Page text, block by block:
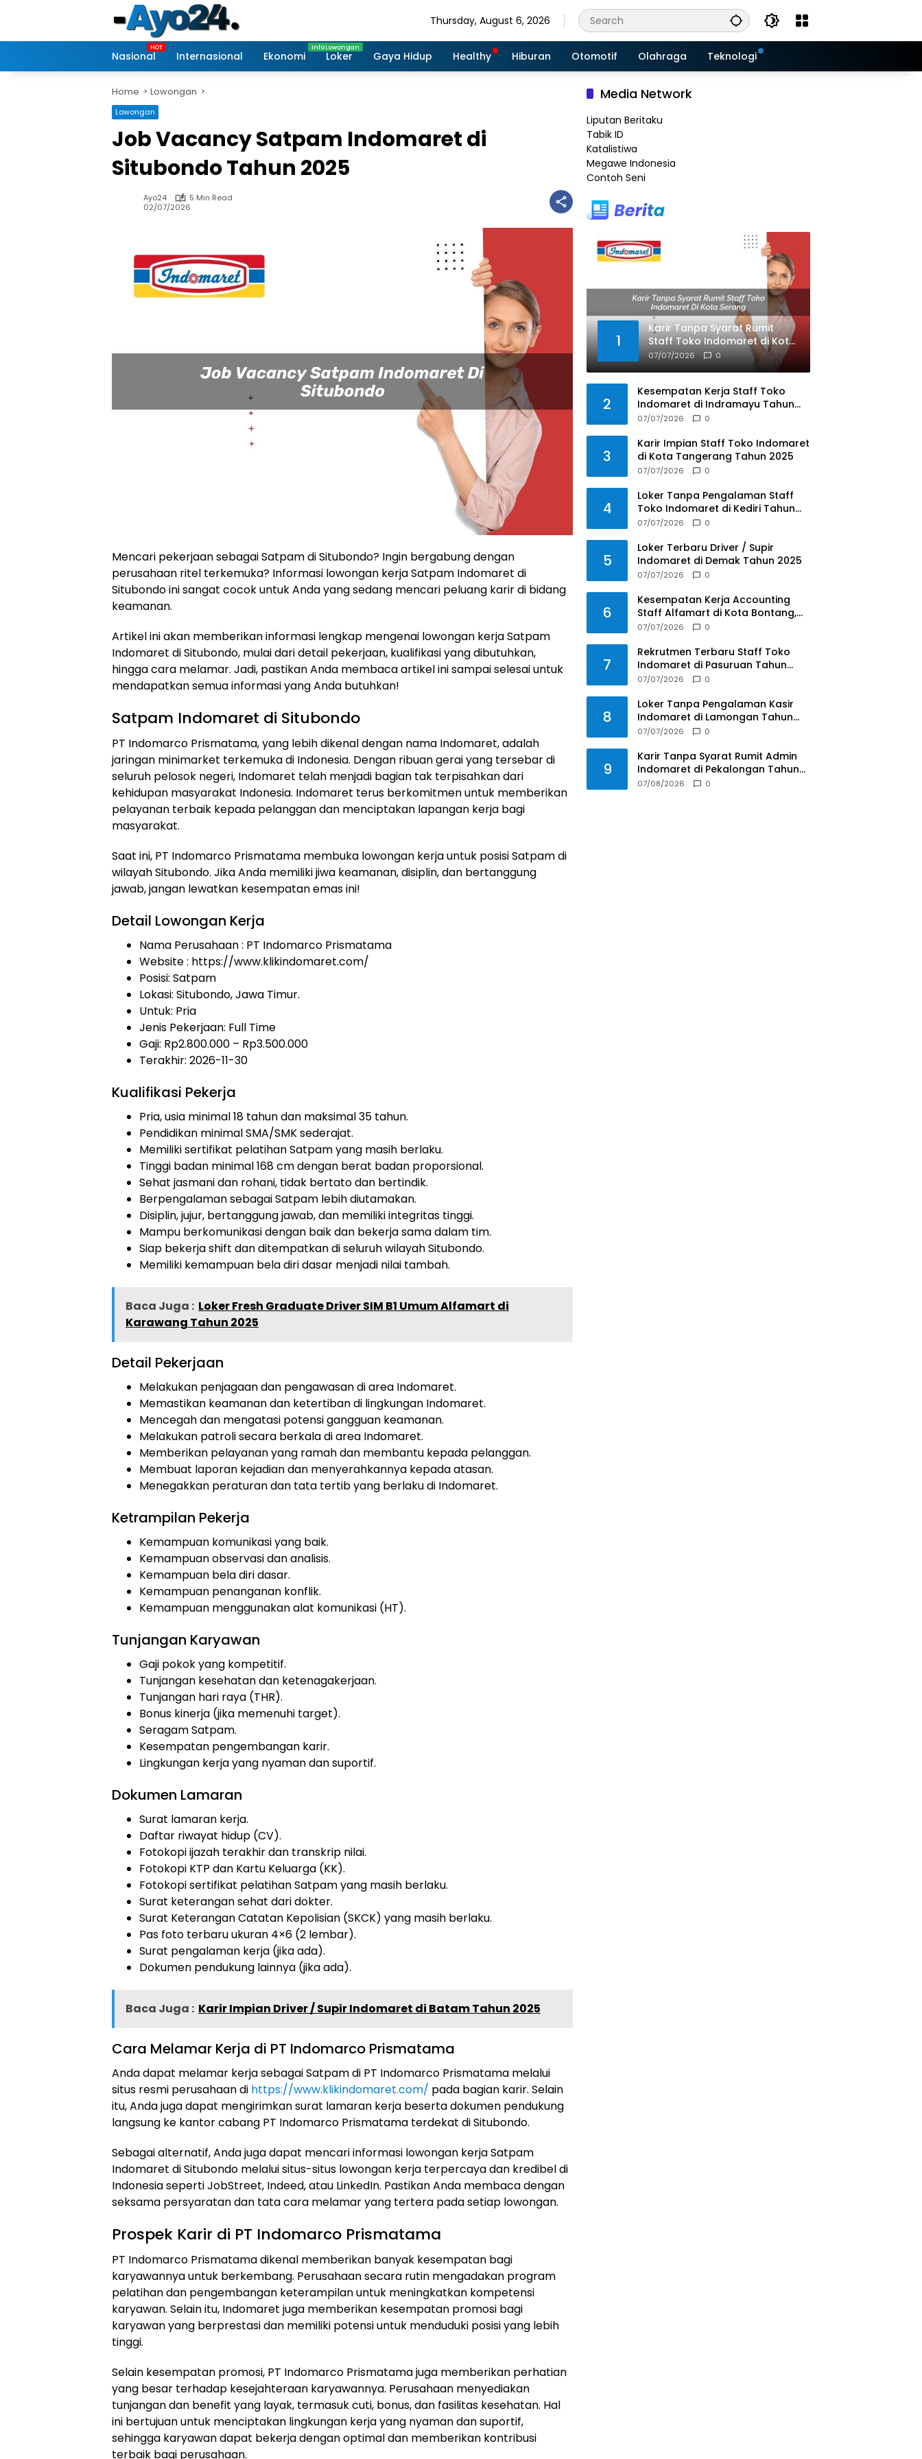
Thursday, August 6, 2026
Nasional Internasional Ekonomi Loker Gaya Hidup Healthy Hiburan Otomotif Olahraga Teknologi
Home Lowongan
Lowongan
Job Vacancy Satpam Indomaret di
Situbondo Tahun 2025
Ayo24
5 Min Read
02/07/2026
Mencari pekerjaan sebagai Satpam di Situbondo? Ingin bergabung dengan
perusahaan ritel terkemuka? Informasi lowongan kerja Satpam Indomaret di
Situbondo ini sangat cocok untuk Anda yang sedang mencari peluang karir di bidang
keamanan.
Artikel ini akan memberikan informasi lengkap mengenai lowongan kerja Satpam
Indomaret di Situbondo, mulai dari detail pekerjaan, kualifikasi yang dibutuhkan,
hingga cara melamar. Jadi, pastikan Anda membaca artikel ini sampai selesai untuk
mendapatkan semua informasi yang Anda butuhkan!
Satpam Indomaret di Situbondo
PT Indomarco Prismatama, yang lebih dikenal dengan nama Indomaret, adalah
jaringan minimarket terkemuka di Indonesia. Dengan ribuan gerai yang tersebar di
seluruh pelosok negeri, Indomaret telah menjadi bagian tak terpisahkan dari
kehidupan masyarakat Indonesia. Indomaret terus berkomitmen untuk memberikan
pelayanan terbaik kepada pelanggan dan menciptakan lapangan kerja bagi
masyarakat.
Saat ini, PT Indomarco Prismatama membuka lowongan kerja untuk posisi Satpam di
wilayah Situbondo. Jika Anda memiliki jiwa keamanan, disiplin, dan bertanggung
jawab, jangan lewatkan kesempatan emas ini!
Detail Lowongan Kerja
Nama Perusahaan : PT Indomarco Prismatama
Website : https://www.klikindomaret.com/
Posisi: Satpam
Lokasi: Situbondo, Jawa Timur.
Untuk: Pria
Jenis Pekerjaan: Full Time
Gaji: Rp2.800.000 – Rp3.500.000
Terakhir: 2026-11-30
Kualifikasi Pekerja
Pria, usia minimal 18 tahun dan maksimal 35 tahun.
Pendidikan minimal SMA/SMK sederajat.
Memiliki sertifikat pelatihan Satpam yang masih berlaku.
Tinggi badan minimal 168 cm dengan berat badan proporsional.
Sehat jasmani dan rohani, tidak bertato dan bertindik.
Berpengalaman sebagai Satpam lebih diutamakan.
Disiplin, jujur, bertanggung jawab, dan memiliki integritas tinggi.
Mampu berkomunikasi dengan baik dan bekerja sama dalam tim.
Siap bekerja shift dan ditempatkan di seluruh wilayah Situbondo.
Memiliki kemampuan bela diri dasar menjadi nilai tambah.
Baca Juga : Loker Fresh Graduate Driver SIM B1 Umum Alfamart di
Karawang Tahun 2025
Detail Pekerjaan
Melakukan penjagaan dan pengawasan di area Indomaret.
Memastikan keamanan dan ketertiban di lingkungan Indomaret.
Mencegah dan mengatasi potensi gangguan keamanan.
Melakukan patroli secara berkala di area Indomaret.
Memberikan pelayanan yang ramah dan membantu kepada pelanggan.
Membuat laporan kejadian dan menyerahkannya kepada atasan.
Menegakkan peraturan dan tata tertib yang berlaku di Indomaret.
Ketrampilan Pekerja
Kemampuan komunikasi yang baik.
Kemampuan observasi dan analisis.
Kemampuan bela diri dasar.
Kemampuan penanganan konflik.
Kemampuan menggunakan alat komunikasi (HT).
Tunjangan Karyawan
Gaji pokok yang kompetitif.
Tunjangan kesehatan dan ketenagakerjaan.
Tunjangan hari raya (THR).
Bonus kinerja (jika memenuhi target).
Seragam Satpam.
Kesempatan pengembangan karir.
Lingkungan kerja yang nyaman dan suportif.
Dokumen Lamaran
Surat lamaran kerja.
Daftar riwayat hidup (CV).
Fotokopi ijazah terakhir dan transkrip nilai.
Fotokopi KTP dan Kartu Keluarga (KK).
Fotokopi sertifikat pelatihan Satpam yang masih berlaku.
Surat keterangan sehat dari dokter.
Surat Keterangan Catatan Kepolisian (SKCK) yang masih berlaku.
Pas foto terbaru ukuran 4×6 (2 lembar).
Surat pengalaman kerja (jika ada).
Dokumen pendukung lainnya (jika ada).
Baca Juga : Karir Impian Driver / Supir Indomaret di Batam Tahun 2025
Cara Melamar Kerja di PT Indomarco Prismatama
Anda dapat melamar kerja sebagai Satpam di PT Indomarco Prismatama melalui
situs resmi perusahaan di https://www.klikindomaret.com/ pada bagian karir. Selain
itu, Anda juga dapat mengirimkan surat lamaran kerja beserta dokumen pendukung
langsung ke kantor cabang PT Indomarco Prismatama terdekat di Situbondo.
Sebagai alternatif, Anda juga dapat mencari informasi lowongan kerja Satpam
Indomaret di Situbondo melalui situs-situs lowongan kerja terpercaya dan kredibel di
Indonesia seperti JobStreet, Indeed, atau LinkedIn. Pastikan Anda membaca dengan
seksama persyaratan dan tata cara melamar yang tertera pada setiap lowongan.
Prospek Karir di PT Indomarco Prismatama
PT Indomarco Prismatama dikenal memberikan banyak kesempatan bagi
karyawannya untuk berkembang. Perusahaan secara rutin mengadakan program
pelatihan dan pengembangan keterampilan untuk meningkatkan kompetensi
karyawan. Selain itu, Indomaret juga memberikan kesempatan promosi bagi
karyawan yang berprestasi dan memiliki potensi untuk menduduki posisi yang lebih
tinggi.
Selain kesempatan promosi, PT Indomarco Prismatama juga memberikan perhatian
yang besar terhadap kesejahteraan karyawannya. Perusahaan menyediakan
tunjangan dan benefit yang layak, termasuk cuti, bonus, dan fasilitas kesehatan. Hal
ini bertujuan untuk menciptakan lingkungan kerja yang nyaman dan suportif,
sehingga karyawan dapat bekerja dengan optimal dan memberikan kontribusi
terbaik bagi perusahaan.
Media Network
Liputan Beritaku
Tabik ID
Katalistiwa
Megawe Indonesia
Contoh Seni
1
Karir Tanpa Syarat Rumit
Staff Toko Indomaret di Kota
Serang Tahun 2025
07/07/2026 0
2
Kesempatan Kerja Staff Toko
Indomaret di Indramayu Tahun
2025
07/07/2026 0
3
Karir Impian Staff Toko Indomaret
di Kota Tangerang Tahun 2025
07/07/2026 0
4
Loker Tanpa Pengalaman Staff
Toko Indomaret di Kediri Tahun
2025
07/07/2026 0
5
Loker Terbaru Driver / Supir
Indomaret di Demak Tahun 2025
07/07/2026 0
6
Kesempatan Kerja Accounting
Staff Alfamart di Kota Bontang,
Kalimantan Timur Tahun 2025
07/07/2026 0
7
Rekrutmen Terbaru Staff Toko
Indomaret di Pasuruan Tahun
2025
07/07/2026 0
8
Loker Tanpa Pengalaman Kasir
Indomaret di Lamongan Tahun
2025
07/07/2026 0
9
Karir Tanpa Syarat Rumit Admin
Indomaret di Pekalongan Tahun
2025
07/08/2026 0